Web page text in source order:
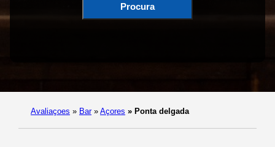
Procura
Avaliaçoes » Bar » Açores » Ponta delgada